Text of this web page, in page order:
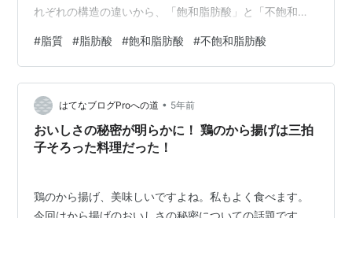
れぞれの構造の違いから、「飽和脂肪酸」と「不飽和脂
に、不飽和脂肪酸は植物性油脂や魚の脂に含まれていま
す。 不飽和脂肪酸はさらに「一価不飽和脂肪酸」と「多
価不飽和脂肪酸」に分けられ、多価不飽和脂肪酸は「オ
メガ3系」や「オメガ6系」などの系列に分かれます。 近
年の健康油ブームで話題となっている「アマニ油」や
「エゴマ油」には、オメガ3系の脂肪酸…
#脂質 #脂肪酸 #飽和脂肪酸 #不飽和脂肪酸
はてなブログProへの道 • 5年前
おいしさの秘密が明らかに！ 鶏のから揚げは三拍
子そろった料理だった！
鶏のから揚げ、美味しいですよね。私もよく食べます。
今回はから揚げのおいしさの秘密についての話題です。